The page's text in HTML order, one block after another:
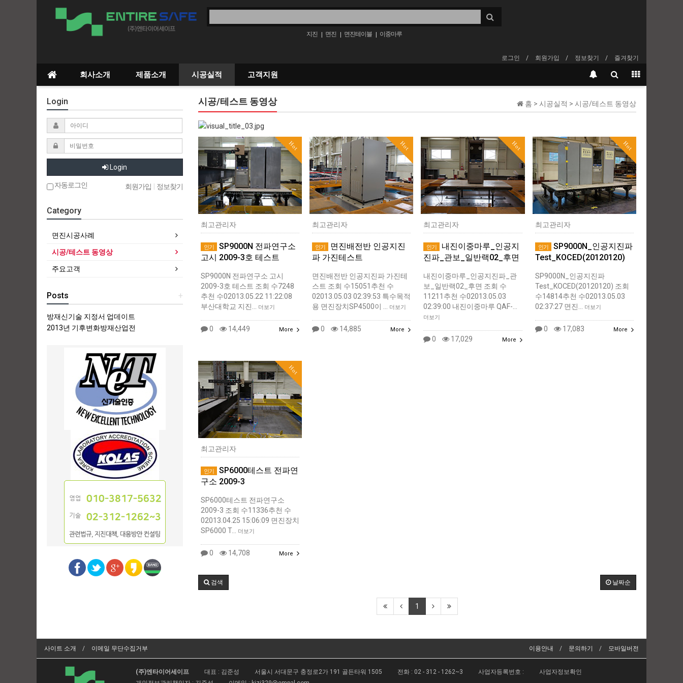
지진 | 면진 | 면진테이블 | 이중마루
로그인 회원가입 정보찾기 즐겨찾기
회사소개 제품소개 시공실적 고객지원
홈 > 시공실적 > 시공/테스트 동영상
시공/테스트 동영상
Hot
최고관리자
인기
SP9000N 전파연구소
고시 2009-3호 테스트
SP9000N 전파연구소 고시
2009-3호 테스트 조회 수7248
추천 수02013.05.22 11:22:08
부산대학교 지진…
더보기
0 14,449 More
Hot
최고관리자
인기
면진배전반 인공지진
파 가진테스트
면진배전반 인공지진파 가진테
스트 조회 수15051추천 수
02013.05.03 02:39:53 특수목적
용 면진장치SP4500이 …
더보기
0 14,885 More
Hot
최고관리자
인기
내진이중마루_인공지
진파_관보_일반랙02_후면
내진이중마루_인공지진파_관
보_일반랙02_후면 조회 수
11211추천 수02013.05.03
02:39:00 내진이중마루 QAF-…
더보기
0 17,029 More
Hot
최고관리자
인기
SP9000N_인공지진파
Test_KOCED(20120120)
SP9000N_인공지진파
Test_KOCED(20120120) 조회
수14814추천 수02013.05.03
02:37:27 면진…
더보기
0 17,083 More
Hot
최고관리자
인기
SP6000테스트 전파연
구소 2009-3
SP6000테스트 전파연구소
2009-3 조회 수11336추천 수
02013.04.25 15:06:09 면진장치
SP6000 T…
더보기
0 14,708 More
날짜순
검색
1
Login
Login
자동로그인 회원가입 정보찾기
Category
면진시공사례
시공/테스트 동영상
주요고객
+
Posts
방재신기술 지정서 업데이트
2013년 기후변화방재산업전
사이트 소개 이메일 무단수집거부 이용안내 문의하기 모바일버전
(주)엔타이어세이프 대표 : 김준성 서울시 서대문구 충정로2가 191 골든타워 1505 전화 : 02 - 312 - 1262~3 사업자등록번호 :
사업자정보확인